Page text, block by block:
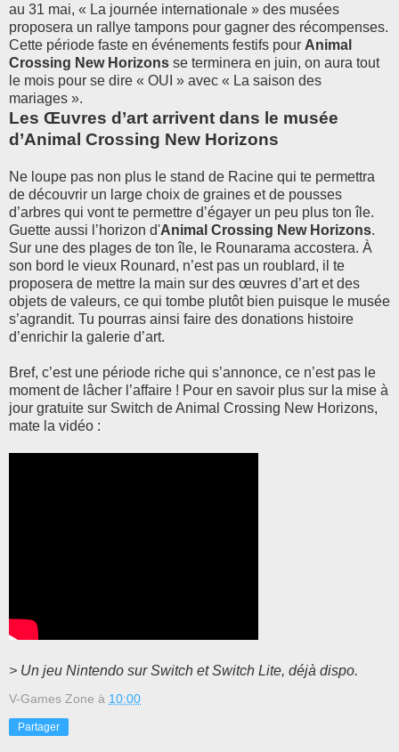
au 31 mai, « La journée internationale » des musées
proposera un rallye tampons pour gagner des récompenses.
Cette période faste en événements festifs pour Animal
Crossing New Horizons se terminera en juin, on aura tout
le mois pour se dire « OUI » avec « La saison des
mariages ».
Les Œuvres d’art arrivent dans le musée
d’Animal Crossing New Horizons
Ne loupe pas non plus le stand de Racine qui te permettra
de découvrir un large choix de graines et de pousses
d’arbres qui vont te permettre d’égayer un peu plus ton île.
Guette aussi l’horizon d'Animal Crossing New Horizons.
Sur une des plages de ton île, le Rounarama accostera. À
son bord le vieux Rounard, n’est pas un roublard, il te
proposera de mettre la main sur des œuvres d’art et des
objets de valeurs, ce qui tombe plutôt bien puisque le musée
s’agrandit. Tu pourras ainsi faire des donations histoire
d’enrichir la galerie d’art.
Bref, c’est une période riche qui s’annonce, ce n’est pas le
moment de lâcher l’affaire ! Pour en savoir plus sur la mise à
jour gratuite sur Switch de Animal Crossing New Horizons,
mate la vidéo :
> Un jeu Nintendo sur Switch et Switch Lite, déjà dispo.
V-Games Zone à 10:00
Partager